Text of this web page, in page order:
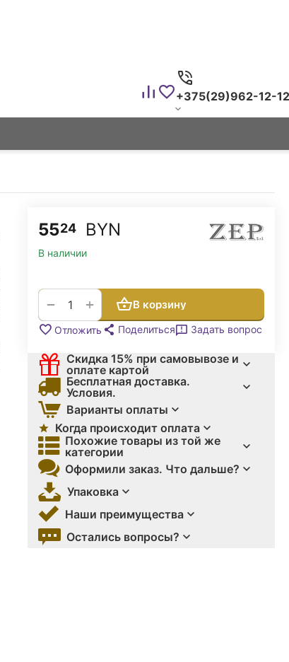
+375(29)962-12-12
5524 BYN
В наличии
+
− В корзину
Отложить Поделиться Задать вопрос
Скидка 15% при самовывозе и
оплате картой
Бесплатная доставка.
Условия.
Варианты оплаты
Когда происходит оплата
Похожие товары из той же
категории
Оформили заказ. Что дальше?
Упаковка
Наши преимущества
Остались вопросы?